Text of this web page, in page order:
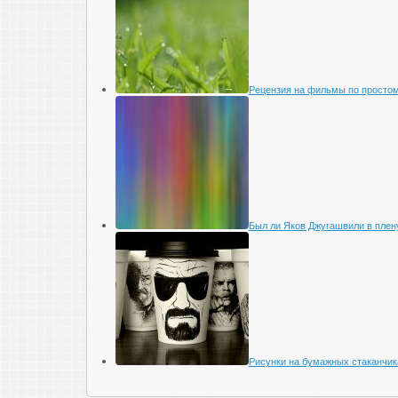
Рецензия на фильмы по
Был ли Яков Джугашвили в
Рисунки на бумажных